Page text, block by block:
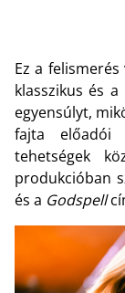
Ez a
klasszikus és
egyensúlyt,
fajta előadói
tehetségek
produkcióban
és a Godspell